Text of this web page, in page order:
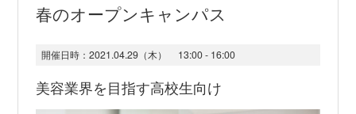
春のオープンキャンパス
開催日時： 2021.04.29（木） 13:00 - 16:00
美容業界を目指す高校生向け